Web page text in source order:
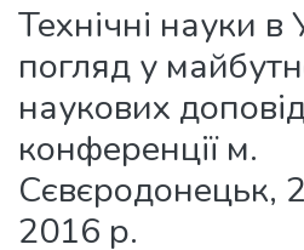
Технічні науки в
погляд у
наукових
конференції м.
Сєвєродонецьк,
2016 р.